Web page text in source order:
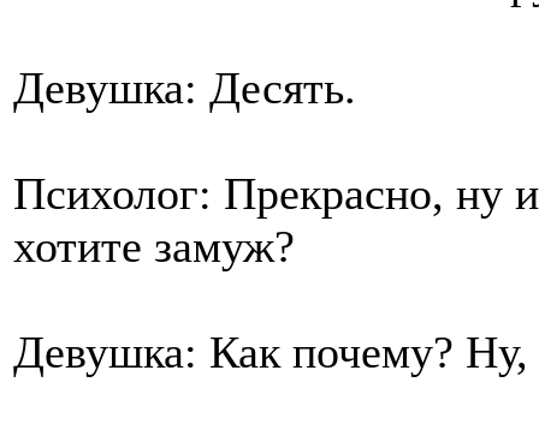
Девушка: Десять.
Психолог: Прекрасно, ну
хотите замуж?
Девушка: Как почему? Ну,